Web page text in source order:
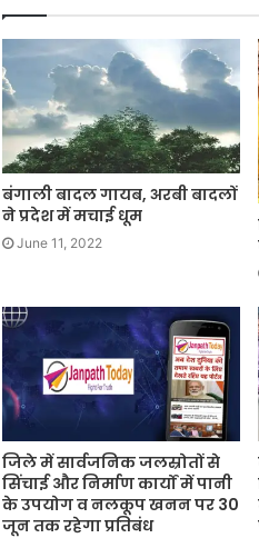
बंगाली बादल गायब, अरबी बादलों
ने प्रदेश में मचाई धूम
June 11, 2022
जिले में सार्वजनिक जलस्रोतों से
सिंचाई और निर्माण कार्यों में पानी
के उपयोग व नलकूप खनन पर 30
जून तक रहेगा प्रतिबंध